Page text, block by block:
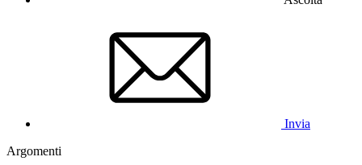
Invia
Argomenti